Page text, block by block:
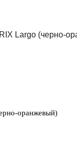
оранжевый)